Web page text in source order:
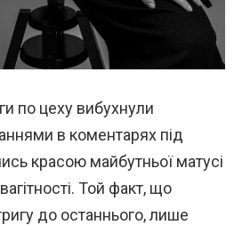
по цеху вибухнули
в коментарях під
красою майбутньої матусі
Той факт, що
до останнього, лише